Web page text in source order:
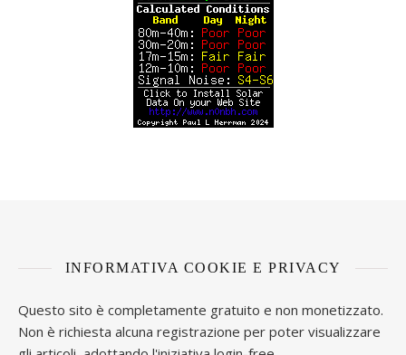
INFORMATIVA COOKIE E PRIVACY
Questo sito è completamente gratuito e non monetizzato.
Non è richiesta alcuna registrazione per poter visualizzare